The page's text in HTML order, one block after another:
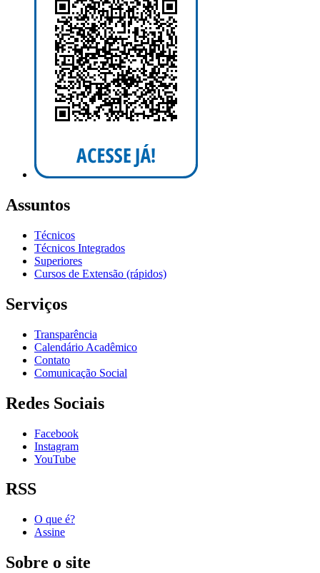
Assuntos
Técnicos
Técnicos Integrados
Superiores
Cursos de Extensão (rápidos)
Serviços
Transparência
Calendário Acadêmico
Contato
Comunicação Social
Redes Sociais
Facebook
Instagram
YouTube
RSS
O que é?
Assine
Sobre o site